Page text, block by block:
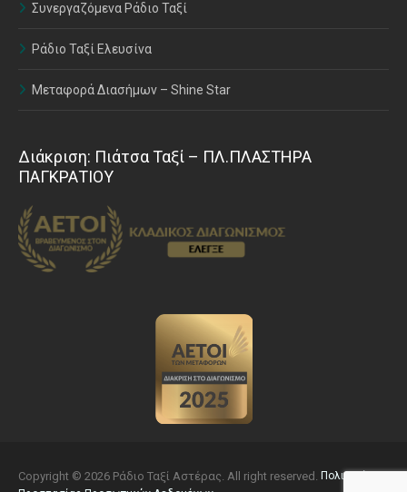
Συνεργαζόμενα Ράδιο Ταξί
Ράδιο Ταξί Ελευσίνα
Μεταφορά Διασήμων – Shine Star
Διάκριση: Πιάτσα Ταξί – ΠΛ.ΠΛΑΣΤΗΡΑ
ΠΑΓΚΡΑΤΙΟΥ
Copyright © 2026 Ράδιο Ταξί Αστέρας. All right reserved. Πολιτική